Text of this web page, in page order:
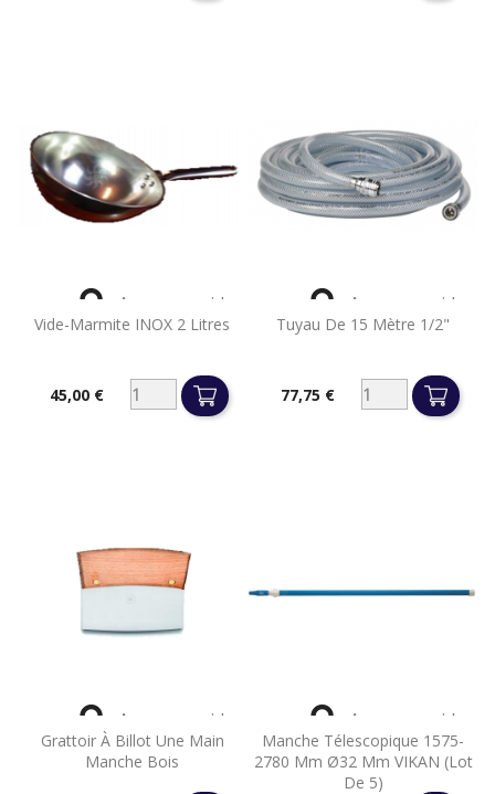
Vide-Marmite INOX 2 Litres
Prix45,00 €
 Aperçu rapide
Tuyau De 15 Mètre 1/2"
77,75 €
 Aperçu rapide
Grattoir À Billot Une Main
Manche Bois
 Aperçu rapide
Manche Télescopique 1575-
2780 Mm Ø32 Mm VIKAN (lot
De 5)
 Aperçu rapide